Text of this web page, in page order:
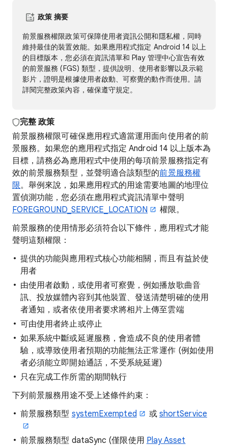
政策 摘要
前景服務權限政策可保障使用者資訊公開和隱私權，同時
維持最佳的裝置效能。如果應用程式指定 Android 14 以上
的目標版本，您必須在資訊清單和 Play 管理中心宣告有效
的前景服務 (FGS) 類型，提供說明、使用者影響以及示範
影片，證明是根據使用者啟動、可察覺的動作而使用。請
詳閱完整政策內容，確保遵守規定。
完整 政策
前景服務權限可確保應用程式適當運用面向使用者的前
景服務。如果您的應用程式指定 Android 14 以上版本為
目標，請務必為應用程式中使用的每項前景服務指定有
效的前景服務類型，並聲明適合該類型的前景服務權
限。舉例來說，如果應用程式的用途需要地圖的地理位
置偵測功能，您必須在應用程式資訊清單中聲明
FOREGROUND_SERVICE_LOCATION
權限。
前景服務的使用情形必須符合以下條件，應用程式才能
聲明這類權限：
提供的功能與應用程式核心功能相關，而且有益於使
用者
由使用者啟動，或使用者可察覺，例如播放歌曲音
訊、投放媒體內容到其他裝置、發送清楚明確的使用
者通知，或者依使用者要求將相片上傳至雲端
可由使用者終止或停止
如果系統中斷或延遲服務，會造成不良的使用者體
驗，或導致使用者預期的功能無法正常運作 (例如使用
者必須能立即開始通話，不受系統延遲)
只在完成工作所需的期間執行
下列前景服務用途不受上述條件約束：
前景服務類型 systemExempted 或 shortService
前景服務類型 dataSync (僅限使用 Play Asset